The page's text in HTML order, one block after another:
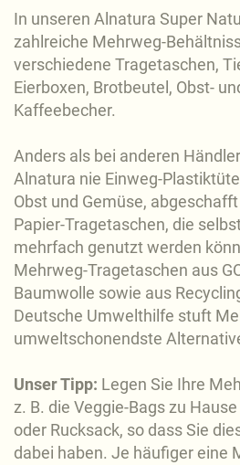
In unseren Alnatura Super
zahlreiche Mehrweg-
verschiedene Tragetaschen,
Eierboxen, Brotbeutel, Obst-
Kaffeebecher.
Anders als bei anderen
Alnatura nie Einweg-
Obst und Gemüse,
Papier-Tragetaschen, die
mehrfach genutzt werden
Mehrweg-Tragetaschen aus
Baumwolle sowie aus
Deutsche Umwelthilfe stuft
umweltschonendste
Unser Tipp: Legen Sie Ihre
z. B. die Veggie-Bags zu
oder Rucksack, so dass Sie
dabei haben. Je häufiger eine